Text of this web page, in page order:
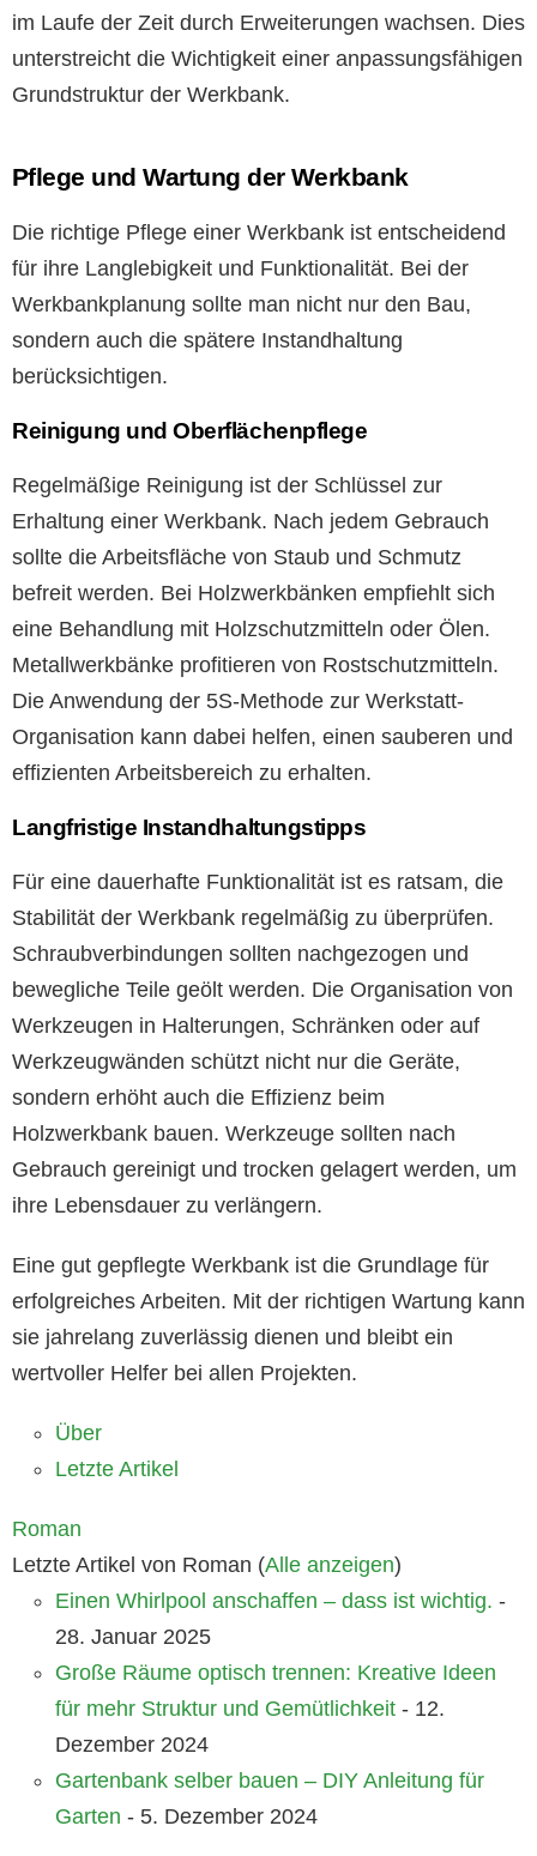
im Laufe der Zeit durch Erweiterungen wachsen. Dies
unterstreicht die Wichtigkeit einer anpassungsfähigen
Grundstruktur der Werkbank.
Pflege und Wartung der Werkbank
Die richtige Pflege einer Werkbank ist entscheidend
für ihre Langlebigkeit und Funktionalität. Bei der
Werkbankplanung sollte man nicht nur den Bau,
sondern auch die spätere Instandhaltung
berücksichtigen.
Reinigung und Oberflächenpflege
Regelmäßige Reinigung ist der Schlüssel zur
Erhaltung einer Werkbank. Nach jedem Gebrauch
sollte die Arbeitsfläche von Staub und Schmutz
befreit werden. Bei Holzwerkbänken empfiehlt sich
eine Behandlung mit Holzschutzmitteln oder Ölen.
Metallwerkbänke profitieren von Rostschutzmitteln.
Die Anwendung der 5S-Methode zur Werkstatt-
Organisation kann dabei helfen, einen sauberen und
effizienten Arbeitsbereich zu erhalten.
Langfristige Instandhaltungstipps
Für eine dauerhafte Funktionalität ist es ratsam, die
Stabilität der Werkbank regelmäßig zu überprüfen.
Schraubverbindungen sollten nachgezogen und
bewegliche Teile geölt werden. Die Organisation von
Werkzeugen in Halterungen, Schränken oder auf
Werkzeugwänden schützt nicht nur die Geräte,
sondern erhöht auch die Effizienz beim
Holzwerkbank bauen. Werkzeuge sollten nach
Gebrauch gereinigt und trocken gelagert werden, um
ihre Lebensdauer zu verlängern.
Eine gut gepflegte Werkbank ist die Grundlage für
erfolgreiches Arbeiten. Mit der richtigen Wartung kann
sie jahrelang zuverlässig dienen und bleibt ein
wertvoller Helfer bei allen Projekten.
Über
Letzte Artikel
Roman
Letzte Artikel von Roman (Alle anzeigen)
Einen Whirlpool anschaffen – dass ist wichtig. -
28. Januar 2025
Große Räume optisch trennen: Kreative Ideen
für mehr Struktur und Gemütlichkeit - 12.
Dezember 2024
Gartenbank selber bauen – DIY Anleitung für
Garten - 5. Dezember 2024